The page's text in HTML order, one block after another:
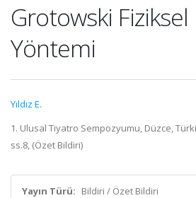
Grotowski
Yöntemi
Yıldız E.
1. Ulusal Tiyatro Sempozyumu, Düzce,
ss.8, (Özet Bildiri)
Yayın Türü: Bildiri / Özet Bildiri